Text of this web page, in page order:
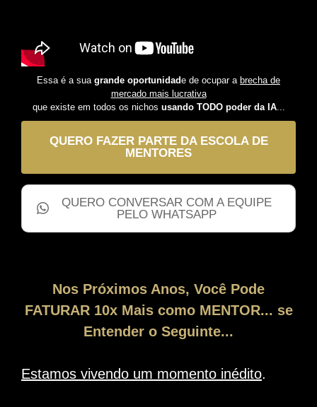
Essa é a sua grande oportunidade de ocupar a brecha de
mercado mais lucrativa
que existe em todos os nichos usando TODO poder da IA...
QUERO FAZER PARTE DA ESCOLA DE
MENTORES
QUERO CONVERSAR COM A EQUIPE
PELO WHATSAPP
Nos Próximos Anos, Você Pode
FATURAR 10x Mais como MENTOR... se
Entender o Seguinte...
Estamos vivendo um momento inédito.